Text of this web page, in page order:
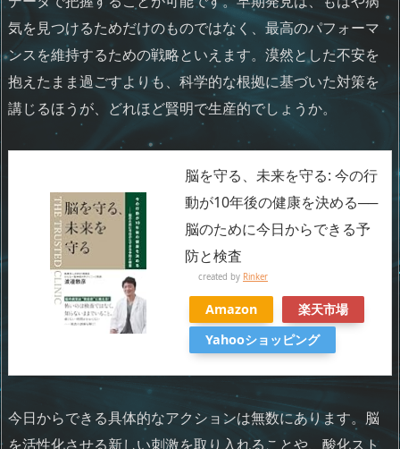
気を見つけるためだけのものではなく、最高のパフォーマ
ンスを維持するための戦略といえます。漠然とした不安を
抱えたまま過ごすよりも、科学的な根拠に基づいた対策を
講じるほうが、どれほど賢明で生産的でしょうか。
脳を守る、未来を守る: 今の行
動が10年後の健康を決める──
脳のために今日からできる予
防と検査
created by Rinker
Amazon
楽天市場
Yahooショッピング
今日からできる具体的なアクションは無数にあります。脳
を活性化させる新しい刺激を取り入れることや、酸化スト